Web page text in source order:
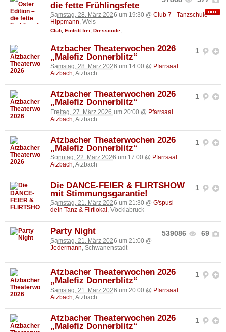
die fette Frühlingsfete
Samstag, 28. März 2026 um 19:30 @ Club 7 - Tanzschule
Hippmann, Wels
Club Eintritt frei Dresscode
1
Atzbacher Theaterwochen 2026
„Malefiz Donnerblitz“
Samstag, 28. März 2026 um 14:00 @ Pfarrsaal
Atzbach, Atzbach
1
Atzbacher Theaterwochen 2026
„Malefiz Donnerblitz“
Freitag, 27. März 2026 um 20:00 @ Pfarrsaal
Atzbach , Atzbach
1
Atzbacher Theaterwochen 2026
„Malefiz Donnerblitz“
Sonntag, 22. März 2026 um 17:00 @ Pfarrsaal
Atzbach, Atzbach
1
Die DANCE-FEIER & FLIRTSHOW
mit Stimmungsgarantie!
Samstag, 21. März 2026 um 21:30 @ G'spusi -
dein Tanz & Flirtlokal , Vöcklabruck
539086 69
Party Night
Samstag, 21. März 2026 um 21:00 @
Jedermann , Schwanenstadt
1
Atzbacher Theaterwochen 2026
„Malefiz Donnerblitz“
Samstag, 21. März 2026 um 20:00 @ Pfarrsaal
Atzbach , Atzbach
1
Atzbacher Theaterwochen 2026
„Malefiz Donnerblitz“